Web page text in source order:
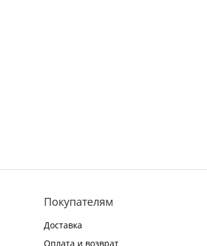
Покупателям
Доставка
Оплата и возврат